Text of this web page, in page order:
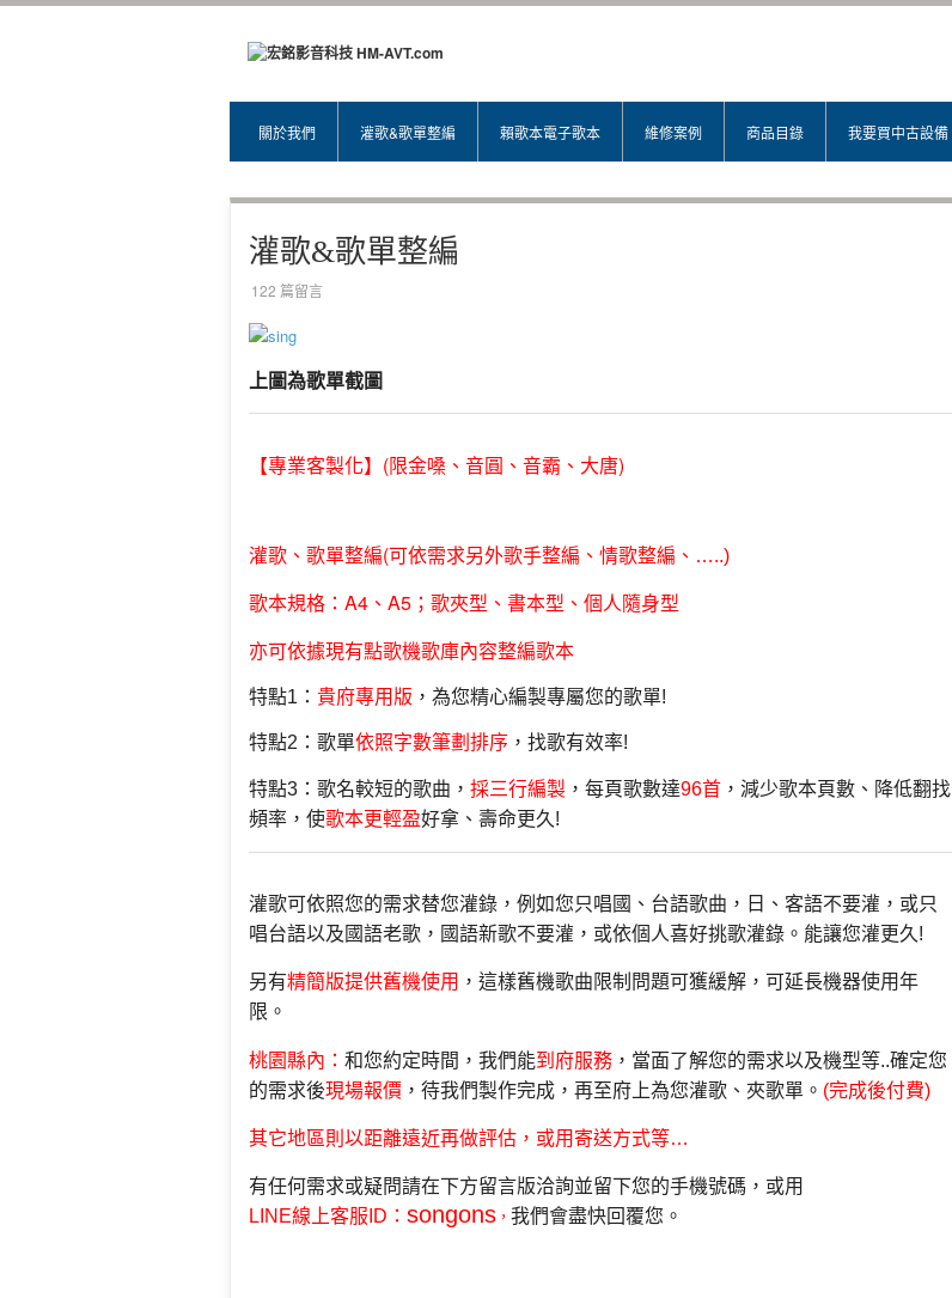
關於我們 灌歌&歌單整編 賴歌本電子歌本 維修案例 商品目錄 我要買中古設備
灌歌&歌單整編
122 篇留言
上圖為歌單截圖
【專業客製化】 (限金嗓、音圓、音霸、大唐)
灌歌、 歌單整編(可依需求另外歌手整編、情歌整編、…..)
歌本規格：A4、A5；歌夾型、書本型、個人隨身型
亦可依據現有點歌機歌庫內容整編歌本
特點1： 貴府專用版 ，為您精心編製專屬您的歌單!
特點2：歌單依照字數筆劃排序 ，找歌有效率!
特點3：歌名較短的歌曲， 採三行編製 ，每頁歌數達96首 ，減少歌本頁數、降低翻找
頻率，使歌本更輕盈好拿、壽命更久!
灌歌可依照您的需求替您灌錄，例如您只唱國、台語歌曲，日、客語不要灌，或只
唱台語以及國語老歌，國語新歌不要灌，或依個人喜好挑歌灌錄。能讓您灌更久!
另有精簡版提供舊機使用 ，這樣舊機歌曲限制問題可獲緩解 ，可延長機器使用年
限。
桃園縣內： 和您約定時間，我們能到府服務 ，當面了解您的需求以及機型等..確定您
的需求後現場報價 ，待我們製作完成 ，再至府上為您灌歌、夾歌單。 (完成後付費)
其它地區則以距離遠近再做評估，或用寄送方式等…
有任何需求或疑問請在下方留言版洽詢並留下您的手機號碼， 或用
LINE線上客服ID ： songons ， 我們會盡快回覆您。